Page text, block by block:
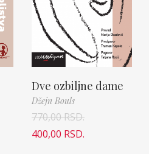
Dve ozbiljne dame
Džejn Bouls
770,00RSD.
400,00 RSD.